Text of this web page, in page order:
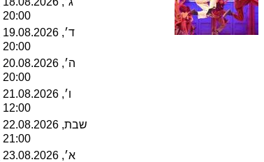
20:00
ד׳, 19.08.2026
20:00
ה׳, 20.08.2026
20:00
ו׳, 21.08.2026
12:00
שבת, 22.08.2026
21:00
א׳, 23.08.2026